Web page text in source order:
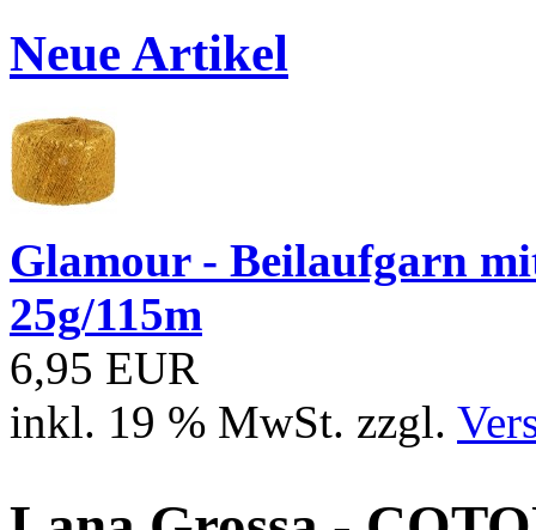
Neue Artikel
Glamour - Beilaufgarn
25g/115m
6,95 EUR
inkl. 19 % MwSt. zzgl.